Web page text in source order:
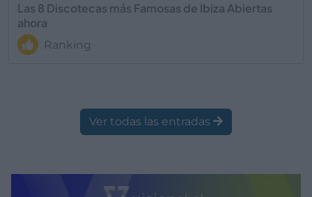
Las 8 Discotecas más Famosas de Ibiza Abiertas
ahora
Ranking
Ver todas las entradas